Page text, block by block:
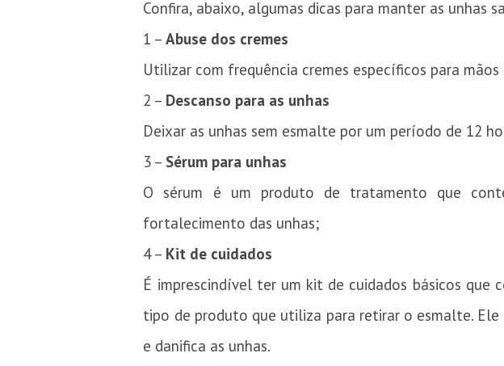
Confira, abaixo, algumas dicas para manter as unhas
1 –Abuse dos cremes
Utilizar com frequência cremes específicos para
2 – Descanso para as unhas
Deixar as unhas sem esmalte por um período de 12
3 – Sérum para unhas
O sérum é um produto de tratamento que
fortalecimento das unhas;
4 – Kit de cuidados
É imprescindível ter um kit de cuidados básicos
tipo de produto que utiliza para retirar o esmalte.
e danifica as unhas.